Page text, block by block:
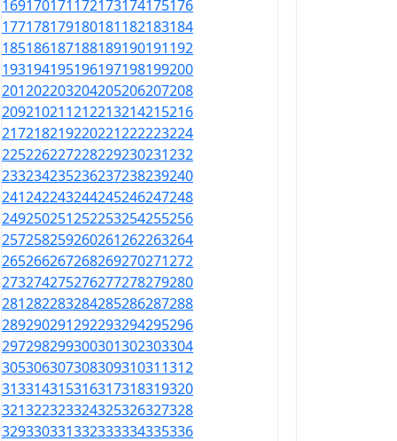
169170171 172173174175176
177178179180181182183184
185186187188189190191192
193194195196197198199200
201202203204205206207208
209210211212213214215216
217218219220221222223224
225226227228229230231232
233234235236237238239240
241242243244245246247248
249250251252253254255256
257258259260261262263264
265266267268269270271272
273274275276277278279280
281282283284285286287288
289290291292293294295296
297298299300301302303304
305306307308309310311312
313314315316317318319320
321322323324325326327328
329330331332333334335336